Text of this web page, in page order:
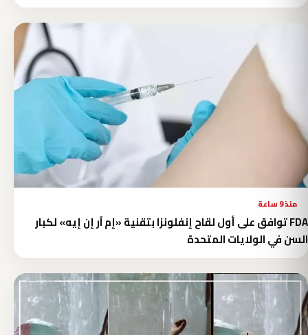
منذ 9 ساعة
FDA توافق على أول لقاح إنفلونزا بتقنية «إم آر إن إيه» لكبار
السن في الولايات المتحدة